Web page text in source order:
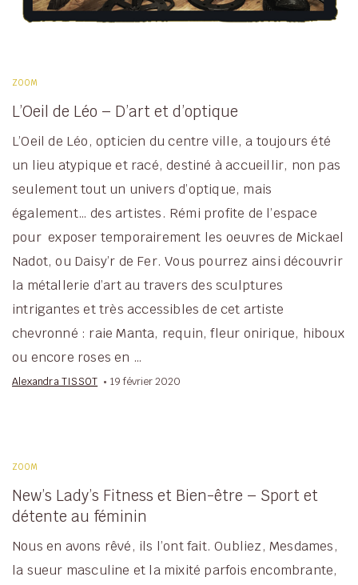
ZOOM
L’Oeil de Léo – D’art et d’optique
L’Oeil de Léo, opticien du centre ville, a toujours été
un lieu atypique et racé, destiné à accueillir, non pas
seulement tout un univers d’optique, mais
également… des artistes. Rémi profite de l’espace
pour exposer temporairement les oeuvres de Mickael
Nadot, ou Daisy’r de Fer. Vous pourrez ainsi découvrir
la métallerie d’art au travers des sculptures
intrigantes et très accessibles de cet artiste
chevronné : raie Manta, requin, fleur onirique, hiboux
ou encore roses en …
Alexandra TISSOT 19 février 2020
ZOOM
New’s Lady’s Fitness et Bien-être – Sport et
détente au féminin
Nous en avons rêvé, ils l’ont fait. Oubliez, Mesdames,
la sueur masculine et la mixité parfois encombrante,